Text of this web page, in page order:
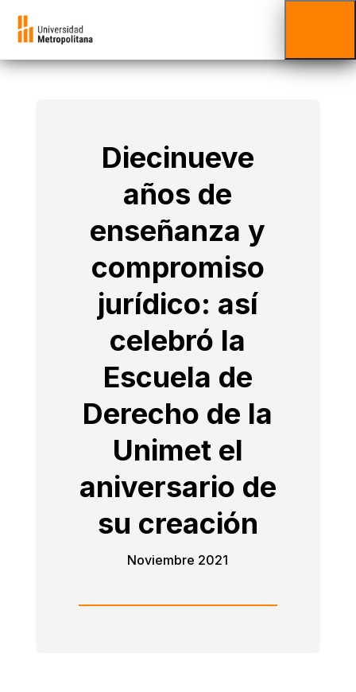
Diecinueve
años de
enseñanza y
compromiso
jurídico: así
celebró la
Escuela de
Derecho de la
Unimet el
aniversario de
su creación
Noviembre 2021